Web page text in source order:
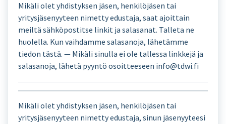
Mikäli olet yhdistyksen jäsen, henkilöjäsen tai
yritysjäsenyyteen nimetty edustaja, saat ajoittain
meiltä sähköpostitse linkit ja salasanat. Talleta ne
huolella. Kun vaihdamme salasanoja, lähetämme
tiedon tästä. — Mikäli sinulla ei ole tallessa linkkejä ja
salasanoja, lähetä pyyntö osoitteeseen info@tdwi.fi
Mikäli olet yhdistyksen jäsen, henkilöjäsen tai
yritysjäsenyyteen nimetty edustaja, sinun jäsenyyteesi